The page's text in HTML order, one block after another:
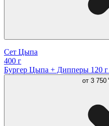
Сет Цыпа
400 г
Бургер Цыпа + Дипперы 120
от 3 750